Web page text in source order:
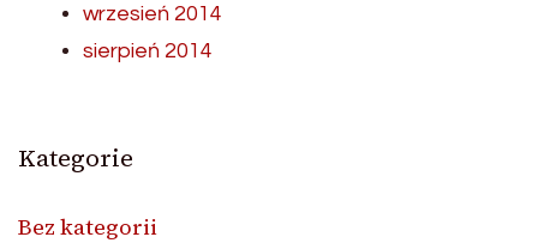
wrzesień 2014
sierpień 2014
Kategorie
Bez kategorii